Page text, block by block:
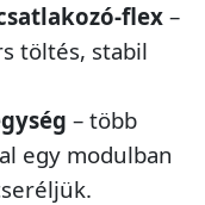
flex –
töltés, stabil
– több
egy modulban